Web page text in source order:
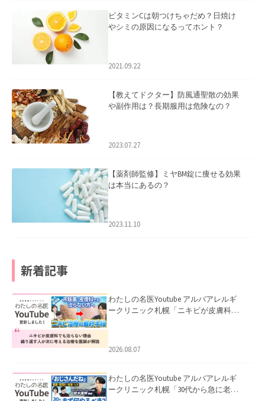
ビタミンCは朝つけちゃだめ？日焼け
やシミの原因になるってホント？
2021.09.22
【教えてドクター】防風通聖散の効果
や副作用は？長期服用は危険なの？
2023.07.27
【薬剤師監修】ミヤBM錠に痩せる効果
は本当にあるの？
2023.11.10
新着記事
わたしの名医Youtube アルバアレルギ
ークリニック札幌「ニキビが皮膚科で
2026.08.07
わたしの名医Youtube アルバアレルギ
ークリニック札幌「30代から急に老け